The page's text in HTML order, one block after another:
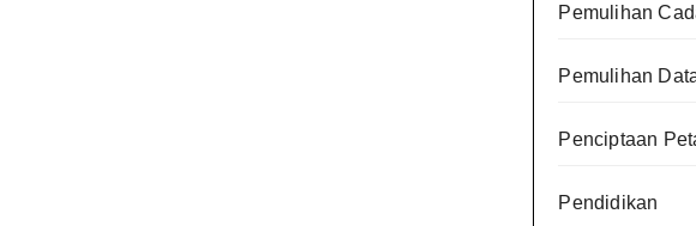
Pemulihan
Pemulihan
Penciptaan
Pendidikan